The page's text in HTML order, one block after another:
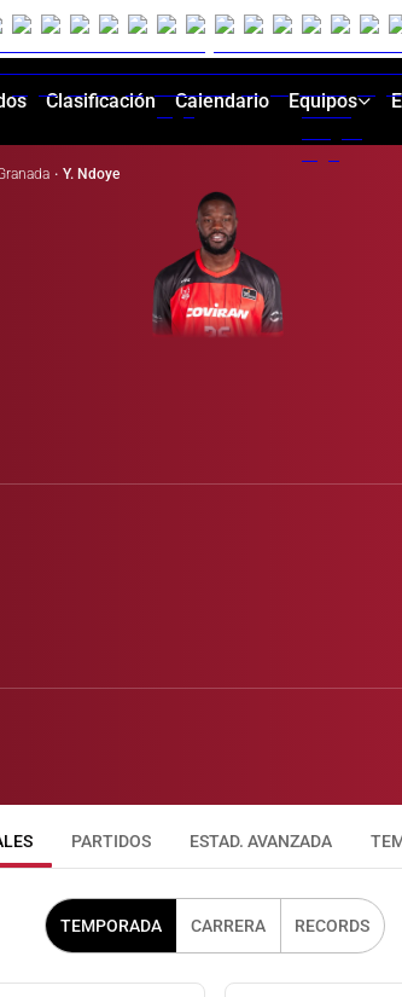
Clasificación Calendario Equipos
· Y. Ndoye
PARTIDOS ESTAD. AVANZADA
TEMPORADA CARRERA RECORDS